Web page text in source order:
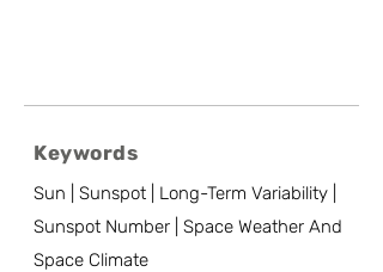
Keywords
Sun | Sunspot | Long-Term Variability |
Sunspot Number | Space Weather And
Space Climate